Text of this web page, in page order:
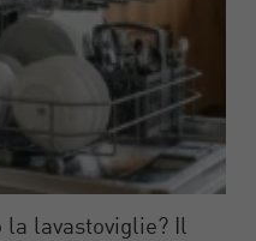
la lavastoviglie? Il